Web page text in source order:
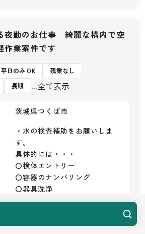
夜勤のお仕事 綺麗な構内で空
業案件です
平日のみ OK
残業なし
長期 ...全て表示
茨城県つくば市
・水の検査補助をお願いしま
す。
具体的には・・・
〇検体エントリー
〇容器のナンバリング
〇器具洗浄
〇かたずけ